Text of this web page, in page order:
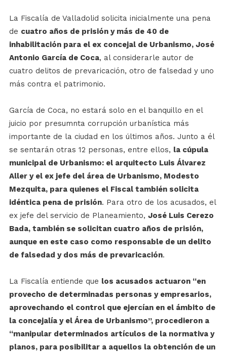
La Fiscalía de Valladolid solicita inicialmente una pena
de cuatro años de prisión y más de 40 de
inhabilitación para el ex concejal de Urbanismo, José
Antonio García de Coca, al considerarle autor de
cuatro delitos de prevaricación, otro de falsedad y uno
más contra el patrimonio.
García de Coca, no estará solo en el banquillo en el
juicio por presumnta corrupción urbanística más
importante de la ciudad en los últimos años. Junto a él
se sentarán otras 12 personas, entre ellos, la cúpula
municipal de Urbanismo: el arquitecto Luis Álvarez
Aller y el ex jefe del área de Urbanismo, Modesto
Mezquita, para quienes el Fiscal también solicita
idéntica pena de prisión. Para otro de los acusados, el
ex jefe del servicio de Planeamiento, José Luis Cerezo
Bada, también se solicitan cuatro años de prisión,
aunque en este caso como responsable de un delito
de falsedad y dos más de prevaricación.
La Fiscalía entiende que los acusados actuaron “en
provecho de determinadas personas y empresarios,
aprovechando el control que ejercían en el ámbito de
la concejalía y el Área de Urbanismo”, procedieron a
“manipular determinados artículos de la normativa y
planos, para posibilitar a aquellos la obtención de un